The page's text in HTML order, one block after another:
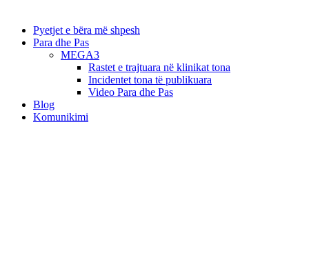
Pyetjet e bëra më shpesh
Para dhe Pas
MEGA3
Rastet e trajtuara në klinikat tona
Incidentet tona të publikuara
Video Para dhe Pas
Blog
Komunikimi